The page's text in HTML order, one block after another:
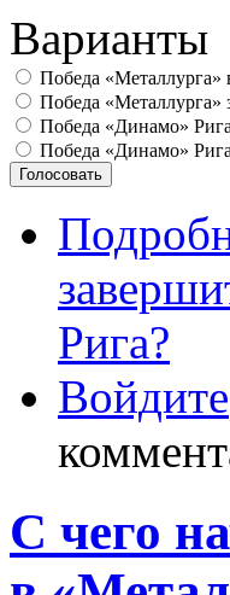
Варианты
Победа «Металлурга»
Победа «Металлурга»
Победа «Динамо»
Победа «Динамо»
Рига?
Войдите
С чего